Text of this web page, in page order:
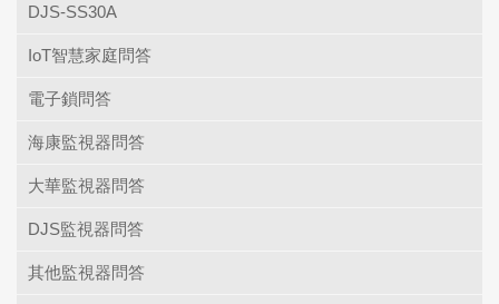
DJS-SS30A
IoT智慧家庭問答
電子鎖問答
海康監視器問答
大華監視器問答
DJS監視器問答
其他監視器問答